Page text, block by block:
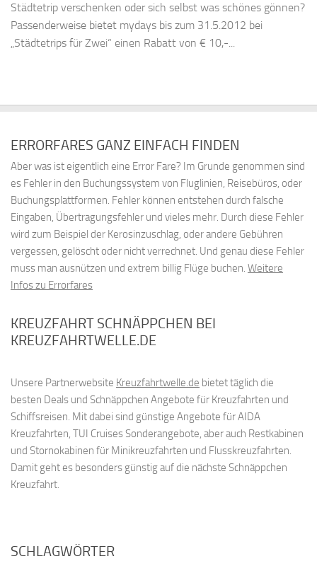
Städtetrip verschenken oder sich selbst was schönes gönnen?
Passenderweise bietet mydays bis zum 31.5.2012 bei
„Städtetrips für Zwei“ einen Rabatt von € 10,-...
ERRORFARES GANZ EINFACH FINDEN
Aber was ist eigentlich eine Error Fare? Im Grunde genommen sind
es Fehler in den Buchungssystem von Fluglinien, Reisebüros, oder
Buchungsplattformen. Fehler können entstehen durch falsche
Eingaben, Übertragungsfehler und vieles mehr. Durch diese Fehler
wird zum Beispiel der Kerosinzuschlag, oder andere Gebühren
vergessen, gelöscht oder nicht verrechnet. Und genau diese Fehler
muss man ausnützen und extrem billig Flüge buchen. Weitere
Infos zu Errorfares
KREUZFAHRT SCHNÄPPCHEN BEI
KREUZFAHRTWELLE.DE
Unsere Partnerwebsite Kreuzfahrtwelle.de bietet täglich die
besten Deals und Schnäppchen Angebote für Kreuzfahrten und
Schiffsreisen. Mit dabei sind günstige Angebote für AIDA
Kreuzfahrten, TUI Cruises Sonderangebote, aber auch Restkabinen
und Stornokabinen für Minikreuzfahrten und Flusskreuzfahrten.
Damit geht es besonders günstig auf die nächste Schnäppchen
Kreuzfahrt.
SCHLAGWÖRTER